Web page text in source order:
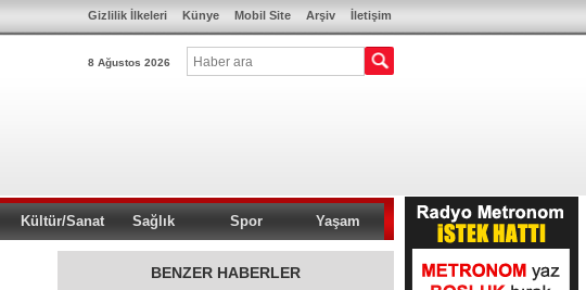
İletişim
Arşiv
Mobil Site
Künye
Gizlilik İlkeleri
8 Ağustos 2026
Kültür/Sanat Sağlık Spor Yaşam
BENZER HABERLER